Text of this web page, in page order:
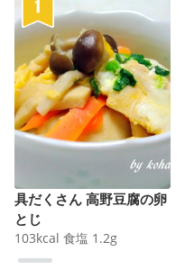
具だくさん 高野豆腐の卵
とじ
103kcal 食塩 1.2g